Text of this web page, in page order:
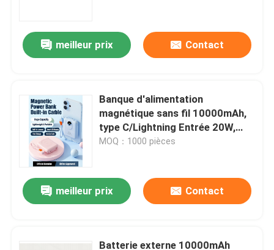
Visite de l'usine
Nous contacter
Nouvelles
Les affaires
meilleur prix Contact
Banque d'alimentation
magnétique sans fil 10000mAh,
type C/Lightning Entrée 20W,
sortie 22,5W+15W, avec câbles
MOQ：1000 pièces
meilleur prix Contact
Batterie externe 10000mAh